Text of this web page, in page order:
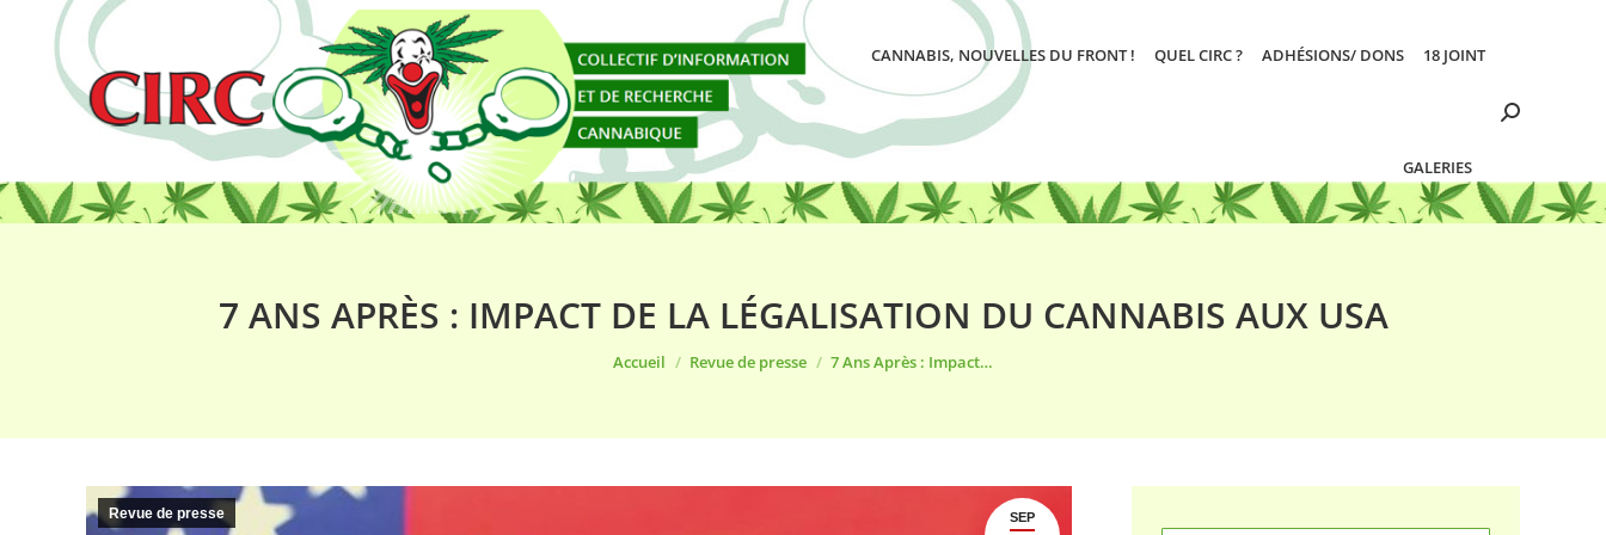
CANNABIS, NOUVELLES DU FRONT ! QUEL CIRC ? ADHÉSIONS/ DONS 18 JOINT
GALERIES
Search:
7 ANS APRÈS : IMPACT DE LA LÉGALISATION DU CANNABIS AUX USA
Accueil Revue de presse 7 Ans Après : Impact…
SEP
Revue de presse